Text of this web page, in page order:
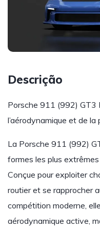
Descrição
Porsche 911 (992) GT3
l’aérodynamique et de la
La Porsche 911 (992)
formes les plus
Conçue pour exploiter
routier et se rapprocher
compétition moderne,
aérodynamique active,